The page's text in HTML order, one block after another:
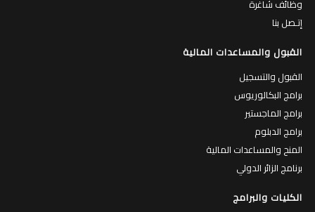
وظائف شاغرة
إتـصل بنا
القبول والمساعدات المالية
القبول والتسجيل
برامج البكالوريوس
برامج الماجستير
برامج الدبلوم
المنح والمساعدات المالية
برنامج الزائر الدولي
الكليات والبرامج